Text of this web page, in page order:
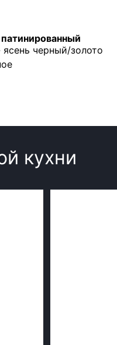
ясень черный/золото
кухни